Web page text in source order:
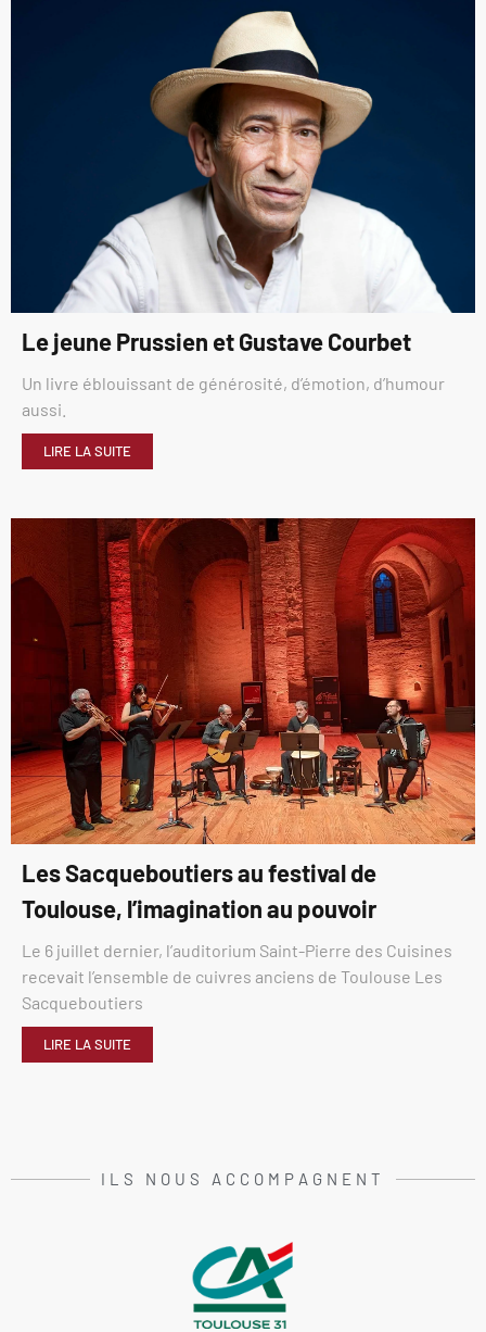
Le jeune Prussien et Gustave Courbet
Un livre éblouissant de générosité, d’émotion, d’humour
aussi.
LIRE LA SUITE
Les Sacqueboutiers au festival de
Toulouse, l’imagination au pouvoir
Le 6 juillet dernier, l’auditorium Saint-Pierre des Cuisines
recevait l’ensemble de cuivres anciens de Toulouse Les
Sacqueboutiers
LIRE LA SUITE
ILS NOUS ACCOMPAGNENT